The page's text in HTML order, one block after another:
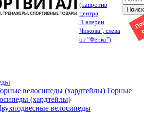
(напротив
центра
"Галереи
Чижова", слева
от "Фенко")
Горные
(хардтейлы)